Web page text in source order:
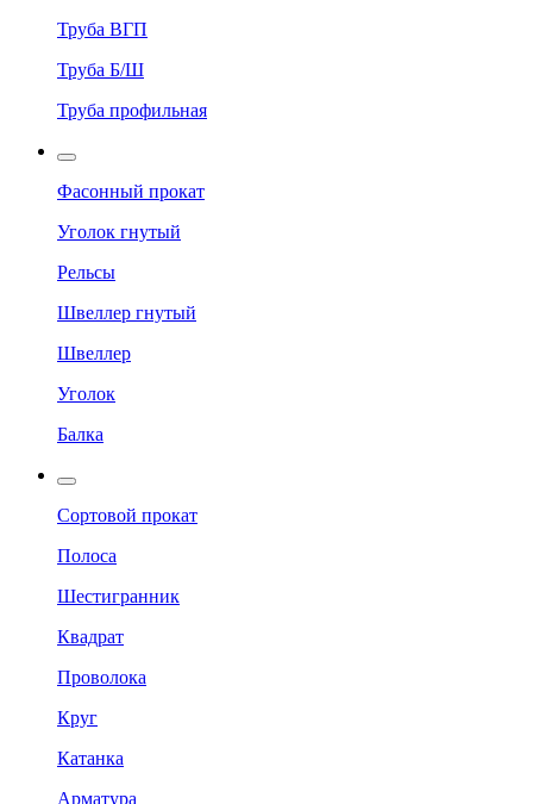
Труба ВГП
Труба Б/Ш
Труба профильная
Фасонный прокат
Уголок гнутый
Рельсы
Швеллер гнутый
Швеллер
Уголок
Балка
Сортовой прокат
Полоса
Шестигранник
Квадрат
Проволока
Круг
Катанка
Арматура